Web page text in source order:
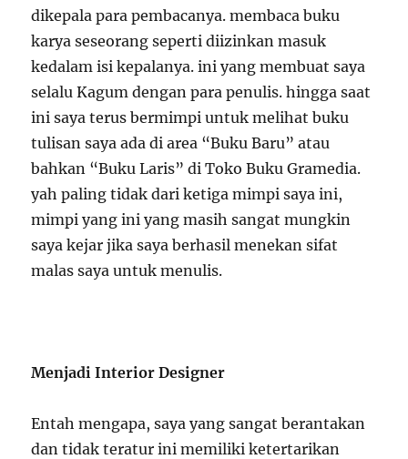
dikepala para pembacanya. membaca buku
karya seseorang seperti diizinkan masuk
kedalam isi kepalanya. ini yang membuat saya
selalu Kagum dengan para penulis. hingga saat
ini saya terus bermimpi untuk melihat buku
tulisan saya ada di area “Buku Baru” atau
bahkan “Buku Laris” di Toko Buku Gramedia.
yah paling tidak dari ketiga mimpi saya ini,
mimpi yang ini yang masih sangat mungkin
saya kejar jika saya berhasil menekan sifat
malas saya untuk menulis.
Menjadi Interior Designer
Entah mengapa, saya yang sangat berantakan
dan tidak teratur ini memiliki ketertarikan